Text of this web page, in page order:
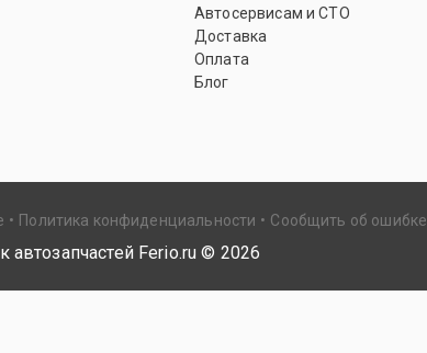
Автосервисам и СТО
Доставка
Оплата
Блог
Политика конфиденциальности Сообщить об ошибке
Ferio.ru © 2026